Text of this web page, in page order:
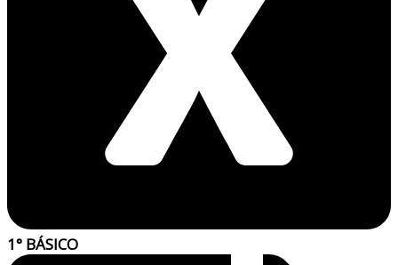
1° BÁSICO